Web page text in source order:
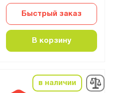
Быстрый заказ
В корзину
в наличии